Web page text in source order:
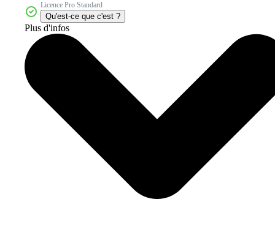
Licence Pro Standard
Qu'est-ce que c'est ?
Plus d'infos